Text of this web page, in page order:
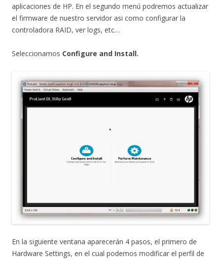
aplicaciones de HP. En el segundo menú podremos actualizar
el firmware de nuestro servidor asi como configurar la
controladora RAID, ver logs, etc…
Seleccionamos Configure and Install.
En la siguiente ventana aparecerán 4 pasos, el primero de
Hardware Settings, en el cual podemos modificar el perfil de